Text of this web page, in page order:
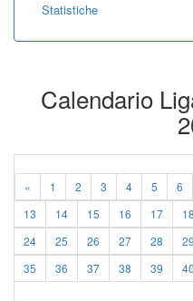
Statistiche
Calendario
« 1 2 3 4 5 6
13
14 15 16 17 18
24
25 26 27 28 29
35
36 37 38 39 40